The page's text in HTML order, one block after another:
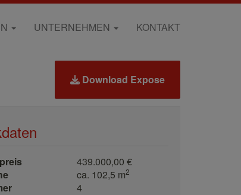
UNTERNEHMEN KONTAKT
Download Expose
439.000,00 €
ca. 102,5 m2
4